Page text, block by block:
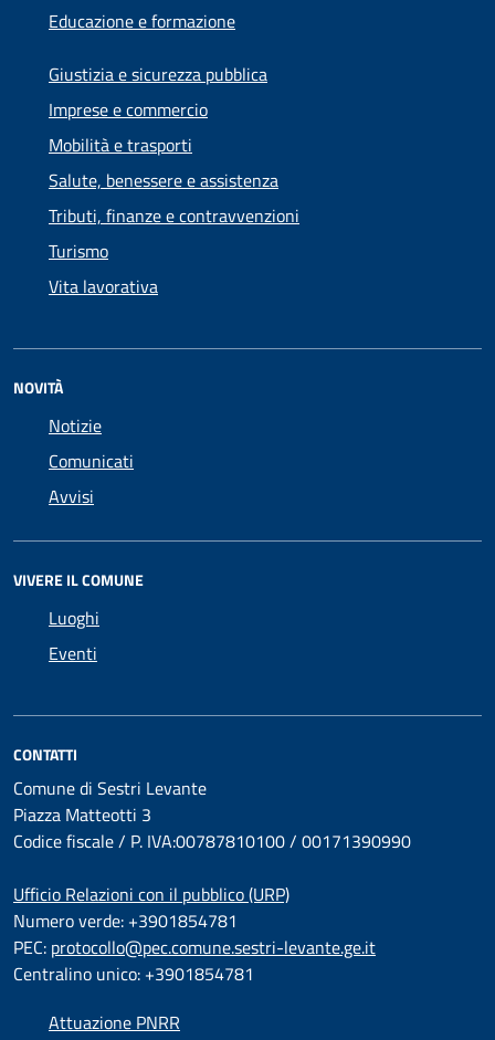
Educazione e formazione
Giustizia e sicurezza pubblica
Imprese e commercio
Mobilità e trasporti
Salute, benessere e assistenza
Tributi, finanze e contravvenzioni
Turismo
Vita lavorativa
NOVITÀ
Notizie
Comunicati
Avvisi
VIVERE IL COMUNE
Luoghi
Eventi
CONTATTI
Comune di Sestri Levante
Piazza Matteotti 3
Codice fiscale / P. IVA:00787810100 / 00171390990
Ufficio Relazioni con il pubblico (URP)
Numero verde: +3901854781
PEC: protocollo@pec.comune.sestri-levante.ge.it
Centralino unico: +3901854781
Attuazione PNRR